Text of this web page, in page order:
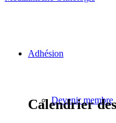
Adhésion
Devenir membre
Calendrier